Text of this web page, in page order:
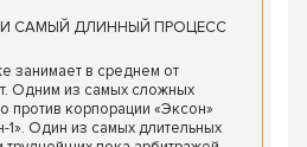
САМЫЙ ДЛИННЫЙ ПРОЦЕСС
занимает в среднем от
Одним из самых сложных
против корпорации «Эксон»
1». Один из самых длительных